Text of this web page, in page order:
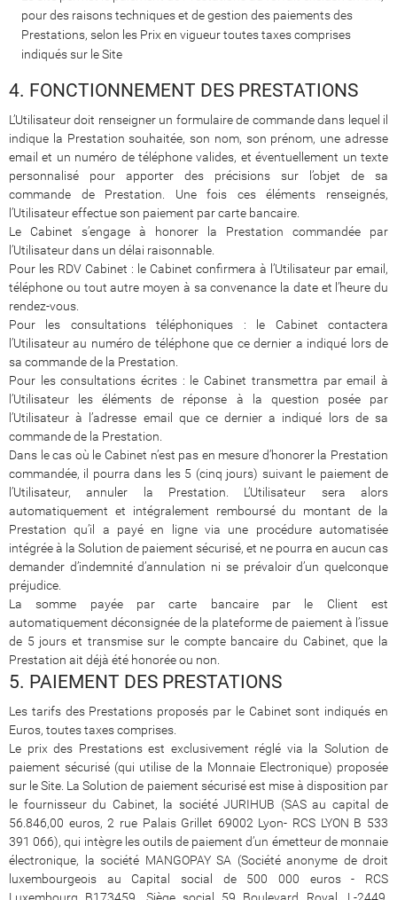
pour des raisons techniques et de gestion des paiements des
Prestations, selon les Prix en vigueur toutes taxes comprises
indiqués sur le Site
4. FONCTIONNEMENT DES PRESTATIONS
L’Utilisateur doit renseigner un formulaire de commande dans lequel il
indique la Prestation souhaitée, son nom, son prénom, une adresse
email et un numéro de téléphone valides, et éventuellement un texte
personnalisé pour apporter des précisions sur l’objet de sa
commande de Prestation. Une fois ces éléments renseignés,
l’Utilisateur effectue son paiement par carte bancaire.
Le Cabinet s’engage à honorer la Prestation commandée par
l’Utilisateur dans un délai raisonnable.
Pour les RDV Cabinet : le Cabinet confirmera à l’Utilisateur par email,
téléphone ou tout autre moyen à sa convenance la date et l’heure du
rendez-vous.
Pour les consultations téléphoniques : le Cabinet contactera
l’Utilisateur au numéro de téléphone que ce dernier a indiqué lors de
sa commande de la Prestation.
Pour les consultations écrites : le Cabinet transmettra par email à
l’Utilisateur les éléments de réponse à la question posée par
l’Utilisateur à l’adresse email que ce dernier a indiqué lors de sa
commande de la Prestation.
Dans le cas où le Cabinet n’est pas en mesure d’honorer la Prestation
commandée, il pourra dans les 5 (cinq jours) suivant le paiement de
l’Utilisateur, annuler la Prestation. L’Utilisateur sera alors
automatiquement et intégralement remboursé du montant de la
Prestation qu’il a payé en ligne via une procédure automatisée
intégrée à la Solution de paiement sécurisé, et ne pourra en aucun cas
demander d’indemnité d’annulation ni se prévaloir d’un quelconque
préjudice.
La somme payée par carte bancaire par le Client est
automatiquement déconsignée de la plateforme de paiement à l’issue
de 5 jours et transmise sur le compte bancaire du Cabinet, que la
Prestation ait déjà été honorée ou non.
5. PAIEMENT DES PRESTATIONS
Les tarifs des Prestations proposés par le Cabinet sont indiqués en
Euros, toutes taxes comprises.
Le prix des Prestations est exclusivement réglé via la Solution de
paiement sécurisé (qui utilise de la Monnaie Electronique) proposée
sur le Site. La Solution de paiement sécurisé est mise à disposition par
le fournisseur du Cabinet, la société JURIHUB (SAS au capital de
56.846,00 euros, 2 rue Palais Grillet 69002 Lyon- RCS LYON B 533
391 066), qui intègre les outils de paiement d’un émetteur de monnaie
électronique, la société MANGOPAY SA (Société anonyme de droit
luxembourgeois au Capital social de 500 000 euros - RCS